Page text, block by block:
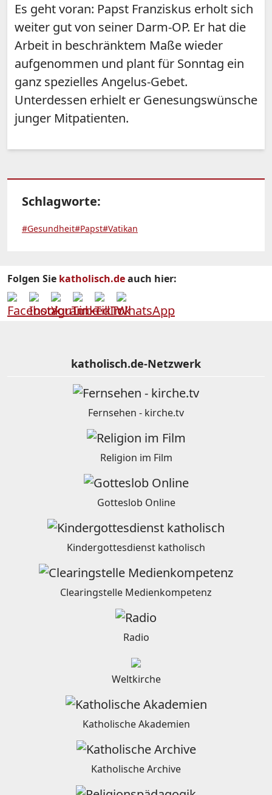
Es geht voran: Papst Franziskus erholt sich
weiter gut von seiner Darm-OP. Er hat die
Arbeit in beschränktem Maße wieder
aufgenommen und plant für Sonntag ein
ganz spezielles Angelus-Gebet.
Unterdessen erhielt er Genesungswünsche
junger Mitpatienten.
Schlagworte:
#Gesundheit#Papst#Vatikan
Folgen Sie katholisch.deauch hier:
katholisch.de-Netzwerk
Fernsehen - kirche.tv
Religion im Film
Gotteslob Online
Kindergottesdienst katholisch
Clearingstelle Medienkompetenz
Radio
Weltkirche
Katholische Akademien
Katholische Archive